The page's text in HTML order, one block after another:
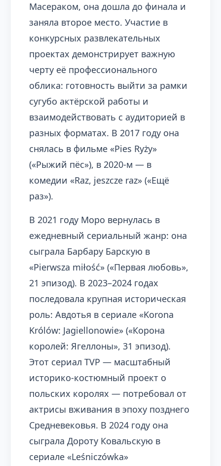
Масераком, она дошла до финала и
заняла второе место. Участие в
конкурсных развлекательных
проектах демонстрирует важную
черту её профессионального
облика: готовность выйти за рамки
сугубо актёрской работы и
взаимодействовать с аудиторией в
разных форматах. В 2017 году она
снялась в фильме «Pies Ryży»
(«Рыжий пёс»), в 2020-м — в
комедии «Raz, jeszcze raz» («Ещё
раз»).
В 2021 году Моро вернулась в
ежедневный сериальный жанр: она
сыграла Барбару Барскую в
«Pierwsza miłość» («Первая любовь»,
21 эпизод). В 2023–2024 годах
последовала крупная историческая
роль: Авдотья в сериале «Korona
Królów: Jagiellonowie» («Корона
королей: Ягеллоны», 31 эпизод).
Этот сериал TVP — масштабный
историко-костюмный проект о
польских королях — потребовал от
актрисы вживания в эпоху позднего
Средневековья. В 2024 году она
сыграла Дороту Ковальскую в
сериале «Leśniczówka»